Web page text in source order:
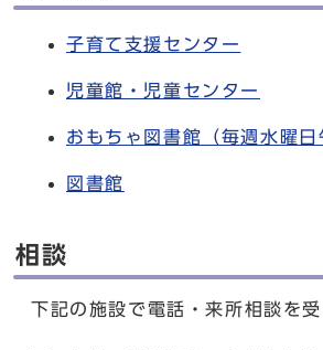
子育て支援センター
児童館・児童センター
おもちゃ図書館（毎週水曜日
図書館
相談
下記の施設で電話・来所相談を受